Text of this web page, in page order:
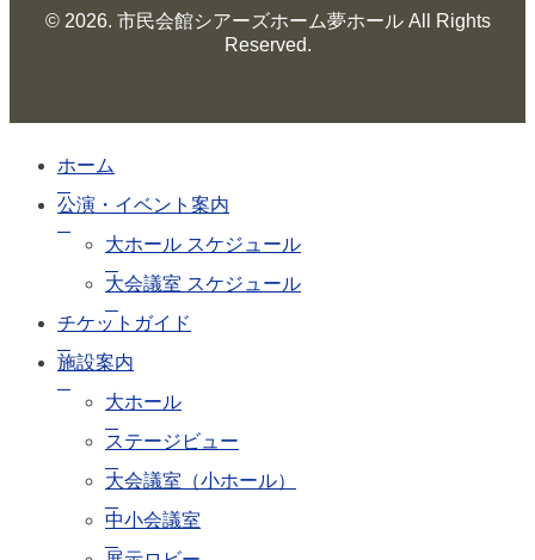
© 2026. 市民会館シアーズホーム夢ホール All Rights
Reserved.
ホーム
公演・イベント案内
大ホール スケジュール
大会議室 スケジュール
チケットガイド
施設案内
大ホール
ステージビュー
大会議室（小ホール）
中小会議室